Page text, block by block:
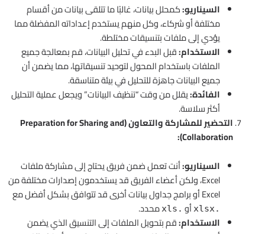
السيناريو:كمحلل بيانات، غالبًا ما تتلقى بيانات من أقسام
مختلفة أو شركاء، وكل منهم يستخدم إعداداته المفضلة مما
يؤدي إلى ملفات بتنسيقات مختلطة.
الاستخدام:قبل البدء في تحليل البيانات، قم بمعالجة جميع
الملفات باستخدام المحول لتوحيد تنسيقاتها، مما يضمن أن
جميع البيانات جاهزة للتحليل في بيئة متناسقة.
الفائدة:يقلل من وقت “تنظيف البيانات” ويجعل عملية التحليل
أكثر سلاسة.
التحضير للمشاركة والتعاون (Preparation for Sharing and
Collaboration):
السيناريو:أنت تعمل ضمن فريق يحتاج إلى مشاركة ملفات
Excel، ولكن أعضاء الفريق قد يستخدمون إصدارات مختلفة من
Excel أو برامج جداول بيانات أخرى قد تتوافق بشكل أفضل مع
.xlsx أو .xls
محدد.
الاستخدام:قم بتحويل الملفات إلى التنسيق الذي يضمن